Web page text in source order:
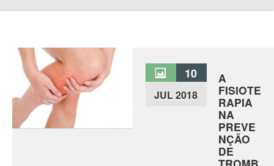
10
JUL 2018
A
FISIOTE
RAPIA
NA
PREVE
NÇÃO
DE